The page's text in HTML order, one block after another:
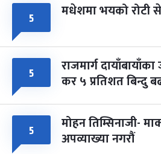
५ मधेशमा भयको रोटी
५ राजमार्ग
कर ५ प्रतिशत बिन्दु
५ मोहन तिम्सिनाजी-
अपव्याख्या नगरौं